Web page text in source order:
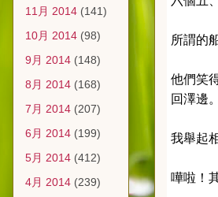
所謂的
他們笑
回澤邊。
我舉起
嘩啦！
11月 2014 (141)
10月 2014 (98)
9月 2014 (148)
8月 2014 (168)
7月 2014 (207)
6月 2014 (199)
5月 2014 (412)
4月 2014 (239)